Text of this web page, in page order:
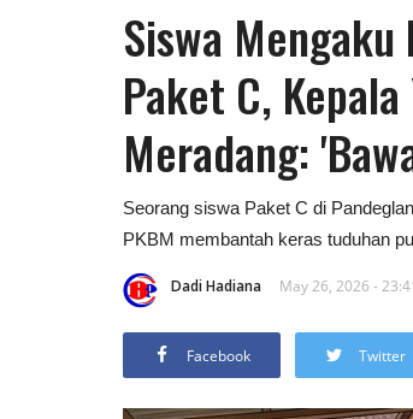
Siswa
Paket C,
Meradang:
Seorang siswa Paket C di
PKBM membantah keras tuduhan
Dadi Hadiana May 26, 2026 -
Facebook Twitter